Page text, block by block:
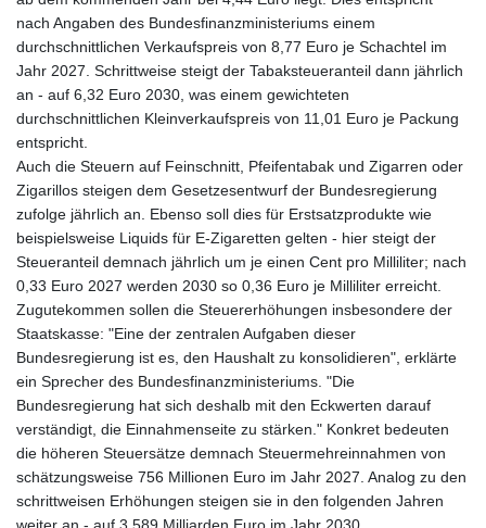
nach Angaben des Bundesfinanzministeriums einem
durchschnittlichen Verkaufspreis von 8,77 Euro je Schachtel im
Jahr 2027. Schrittweise steigt der Tabaksteueranteil dann jährlich
an - auf 6,32 Euro 2030, was einem gewichteten
durchschnittlichen Kleinverkaufspreis von 11,01 Euro je Packung
entspricht.
Auch die Steuern auf Feinschnitt, Pfeifentabak und Zigarren oder
Zigarillos steigen dem Gesetzesentwurf der Bundesregierung
zufolge jährlich an. Ebenso soll dies für Erstsatzprodukte wie
beispielsweise Liquids für E-Zigaretten gelten - hier steigt der
Steueranteil demnach jährlich um je einen Cent pro Milliliter; nach
0,33 Euro 2027 werden 2030 so 0,36 Euro je Milliliter erreicht.
Zugutekommen sollen die Steuererhöhungen insbesondere der
Staatskasse: "Eine der zentralen Aufgaben dieser
Bundesregierung ist es, den Haushalt zu konsolidieren", erklärte
ein Sprecher des Bundesfinanzministeriums. "Die
Bundesregierung hat sich deshalb mit den Eckwerten darauf
verständigt, die Einnahmenseite zu stärken." Konkret bedeuten
die höheren Steuersätze demnach Steuermehreinnahmen von
schätzungsweise 756 Millionen Euro im Jahr 2027. Analog zu den
schrittweisen Erhöhungen steigen sie in den folgenden Jahren